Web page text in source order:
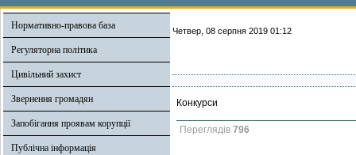
Нормативно-правова база
Регуляторна політика
Цивільний захист
Звернення громадян
Запобігання проявам корупції
Публічна інформація
Четвер, 08 серпня 2019 01:12
Конкурси
Переглядів 796